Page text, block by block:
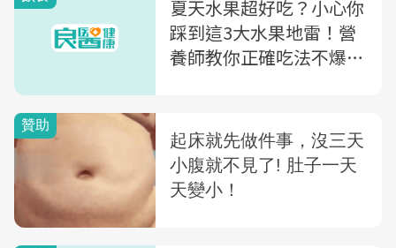
夏天水果超好吃？小心你
踩到這3大水果地雷！營
養師教你正確吃法不爆糖